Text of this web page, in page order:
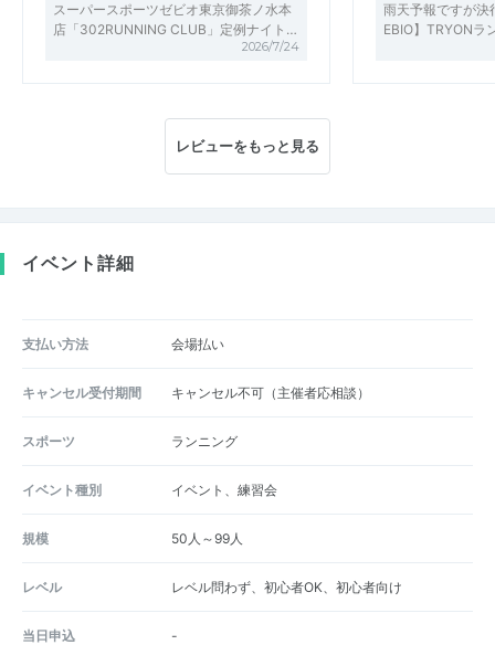
スーパースポーツゼビオ東京御茶ノ水本
店「302RUNNING CLUB」定例ナイト…
2026/7/24
雨天予報ですが
EBIO】TRYONラ
レビューをもっと見る
イベント詳細
支払い方法 会場払い
キャンセル受付期間 キャンセル不可（主催者応相談）
スポーツ ランニング
イベント種別 イベント、練習会
規模 50人～99人
レベル レベル問わず、初心者OK、初心者向け
当日申込 -